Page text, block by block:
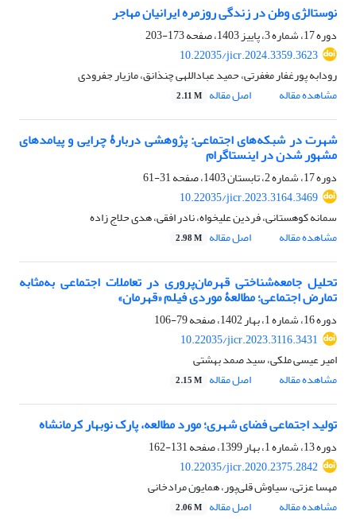
نوستالژی وطن در زندگی روزمره ایرانیان مهاجر
دوره 17، شماره 3، پاییز 1403، صفحه
173-203
10.22035/jicr.2024.3359.3623
رودابه پورغفار مغفرتی، حمید عباداللهی چنذانق، مازیار جفرودی
مشاهده مقاله
اصل مقاله 2.11 M
شهرت در شبکه‌های اجتماعی: پژوهشی دربارۀ چرایی‌ و پیامدهای
مشهور شدن در اینستاگرام
دوره 17، شماره 2، تابستان 1403، صفحه
31-61
10.22035/jicr.2023.3164.3469
سمانه کوهستانی، فردین علیخواه، نادر افقی، هدی حلاج زاده
مشاهده مقاله
اصل مقاله 2.98 M
تحلیل جامعه‌شناختی قهرمان‌پروری در تعاملات اجتماعی به‌مثابه
تمارض اجتماعی؛ مطالعۀ موردی فیلم «قهرمان»
دوره 16، شماره 1، بهار 1402، صفحه
79-106
10.22035/jicr.2023.3116.3431
امیر عیسی ملکی، سید صمد بهشتی
مشاهده مقاله
اصل مقاله 2.15 M
تولید اجتماعی فضای شهری؛ مورد مطالعه، پارک نوبهار کرمانشاه
دوره 13، شماره 1، بهار 1399، صفحه
131-162
10.22035/jicr.2020.2375.2842
مهسا عزتی، سیاوش قلی‌پور، همایون مرادخانی
مشاهده مقاله
اصل مقاله 2.06 M